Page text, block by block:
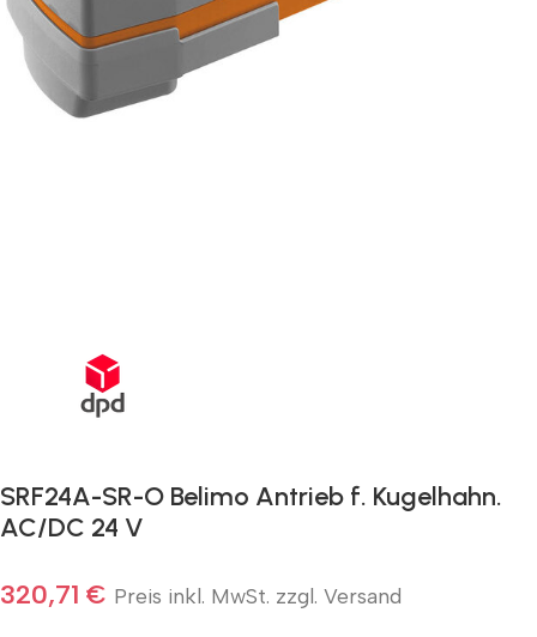
SRF24A-SR-O Belimo Antrieb f. Kugelhahn.
AC/DC 24 V
320,71 € Preis inkl. MwSt. zzgl. Versand